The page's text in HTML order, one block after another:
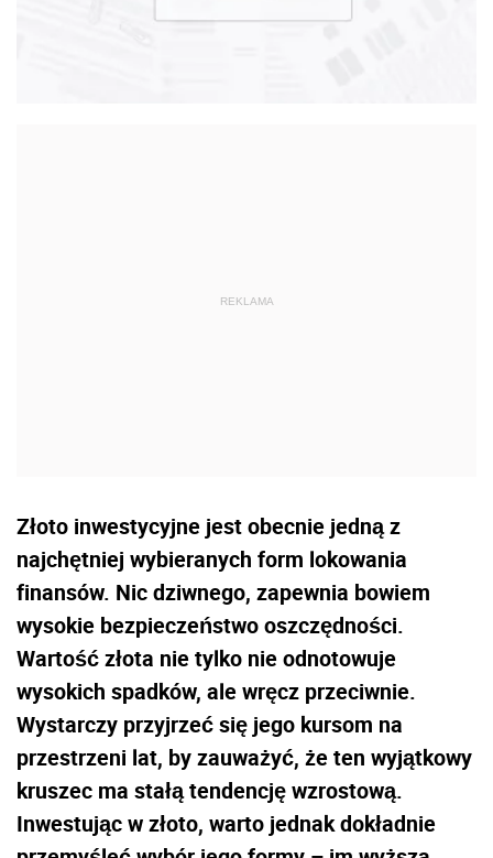
Złoto inwestycyjne jest obecnie jedną z
najchętniej wybieranych form lokowania
finansów. Nic dziwnego, zapewnia bowiem
wysokie bezpieczeństwo oszczędności.
Wartość złota nie tylko nie odnotowuje
wysokich spadków, ale wręcz przeciwnie.
Wystarczy przyjrzeć się jego kursom na
przestrzeni lat, by zauważyć, że ten wyjątkowy
kruszec ma stałą tendencję wzrostową.
Inwestując w złoto, warto jednak dokładnie